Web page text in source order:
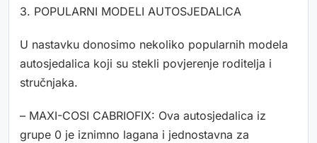
3. POPULARNI MODELI AUTOSJEDALICA
U nastavku donosimo nekoliko popularnih modela
autosjedalica koji su stekli povjerenje roditelja i
stručnjaka.
– MAXI-COSI CABRIOFIX: Ova autosjedalica iz
grupe 0 je iznimno lagana i jednostavna za